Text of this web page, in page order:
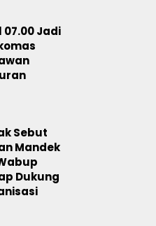
07.00 Jadi
Sebut
Mandek
Dukung